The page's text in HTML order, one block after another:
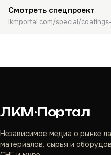
Смотреть спецпроект
lkmportal.com/special/
ЛКМ·Портал
Независимое медиа о рынке
материалов, сырья и